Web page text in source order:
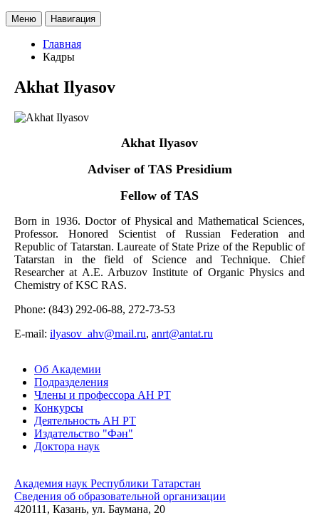
Меню Навигация
Главная
Кадры
Akhat Ilyasov
Akhat Ilyasov
Adviser of TAS Presidium
Fellow of TAS
Born in 1936. Doctor of Physical and Mathematical Sciences,
Professor. Honored Scientist of Russian Federation and
Republic of Tatarstan. Laureate of State Prize of the Republic of
Tatarstan in the field of Science and Technique. Chief
Researcher at A.E. Arbuzov Institute of Organic Physics and
Chemistry of KSC RAS.
Phone: (843) 292-06-88, 272-73-53
Е-mail: ilyasov_ahv@mail.ru, anrt@antat.ru
Об Академии
Подразделения
Члены и профессора АН РТ
Конкурсы
Деятельность АН РТ
Издательство "Фән"
Доктора наук
Академия наук Республики Татарстан
Сведения об образовательной организации
420111, Казань, ул. Баумана, 20